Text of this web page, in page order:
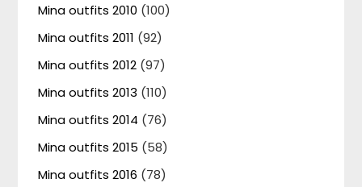
Mina outfits 2010 (100)
Mina outfits 2011 (92)
Mina outfits 2012 (97)
Mina outfits 2013 (110)
Mina outfits 2014 (76)
Mina outfits 2015 (58)
Mina outfits 2016 (78)